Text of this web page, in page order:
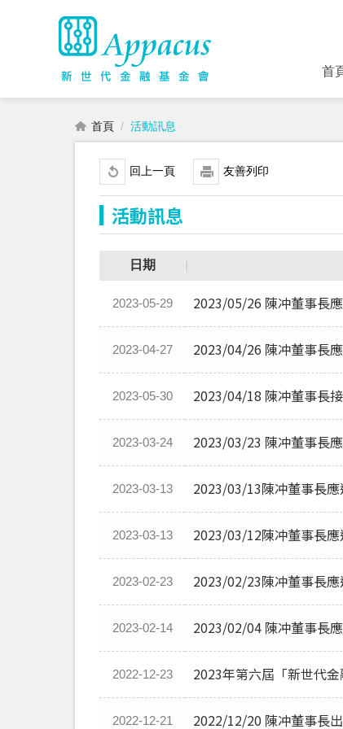
首
首頁 活動訊息
回上一頁 友善列印
活動訊息
日期
2023-05-29 2023/05/26 陳冲董事長
2023-04-27 2023/04/26 陳冲董事長
2023-05-30 2023/04/18 陳冲董事長
2023-03-24 2023/03/23 陳冲董事長
2023-03-13 2023/03/13陳冲董事長
2023-03-13 2023/03/12陳冲董事長
2023-02-23 2023/02/23陳冲董事長
2023-02-14 2023/02/04 陳冲董事長
2022-12-23 2023年第六屆「新世代
2022-12-21 2022/12/20 陳冲董事長